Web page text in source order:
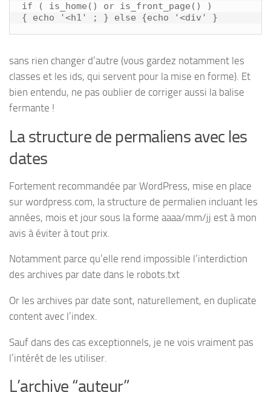
if ( is_home() or is_front_page() )
{ echo '<h1' ; } else {echo '<div' }
sans rien changer d’autre (vous gardez notamment les
classes et les ids, qui servent pour la mise en forme). Et
bien entendu, ne pas oublier de corriger aussi la balise
fermante !
La structure de permaliens avec les
dates
Fortement recommandée par WordPress, mise en place
sur wordpress.com, la structure de permalien incluant les
années, mois et jour sous la forme aaaa/mm/jj est à mon
avis à éviter à tout prix.
Notamment parce qu’elle rend impossible l’interdiction
des archives par date dans le robots.txt
Or les archives par date sont, naturellement, en duplicate
content avec l’index.
Sauf dans des cas exceptionnels, je ne vois vraiment pas
l’intérêt de les utiliser.
L’archive “auteur”